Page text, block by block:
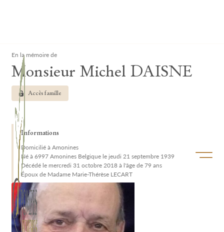
Ouvrir/
En la mémoire de
Monsieur Michel DAISNE
Accès famille
Informations
Domicilié à Amonines
Né à 6997 Amonines Belgique le jeudi 21 septembre 1939
Décédé le mercredi 31 octobre 2018 à l'âge de 79 ans
Époux de Madame Marie-Thérèse LECART